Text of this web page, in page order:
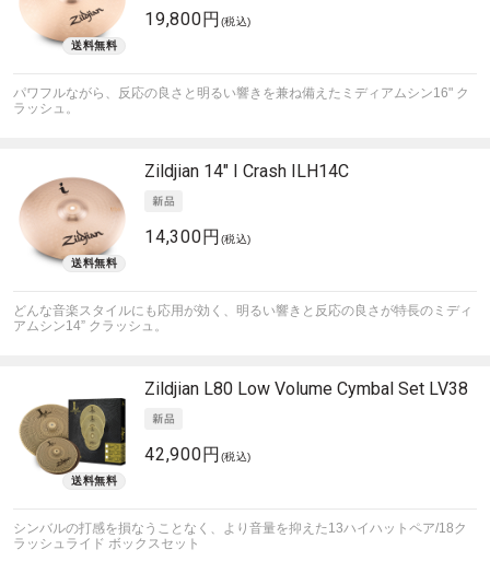
19,800円 (税込)
パワフルながら、反応の良さと明るい響きを兼ね備えたミディアムシン16" ク
ラッシュ。
Zildjian 14" I Crash ILH14C
14,300円 (税込)
どんな音楽スタイルにも応用が効く、明るい響きと反応の良さが特長のミディ
アムシン14” クラッシュ。
Zildjian L80 Low Volume Cymbal Set LV38
42,900円 (税込)
シンバルの打感を損なうことなく、より音量を抑えた13ハイハットペア/18ク
ラッシュライド ボックスセット